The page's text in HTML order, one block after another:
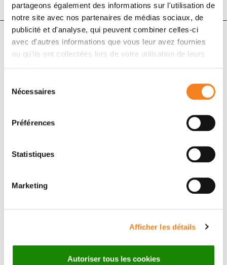
partageons également des informations sur l'utilisation de
notre site avec nos partenaires de médias sociaux, de
publicité et d'analyse, qui peuvent combiner celles-ci
avec d'autres informations que vous leur avez fournies
ou qu'ils ont collectées lors de votre utilisation de leurs
Nécessaires
Préférences
Statistiques
Marketing
Afficher les détails
Autoriser tous les cookies
Auteurs
Clement Ferrier, Clémence Thebaut, Pierre Levy,
Sandrine Baffert, Bernard Asselain, Roman Rouzier,